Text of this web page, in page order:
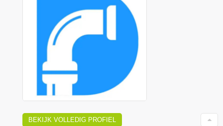
BEKIJK VOLLEDIG PROFIEL